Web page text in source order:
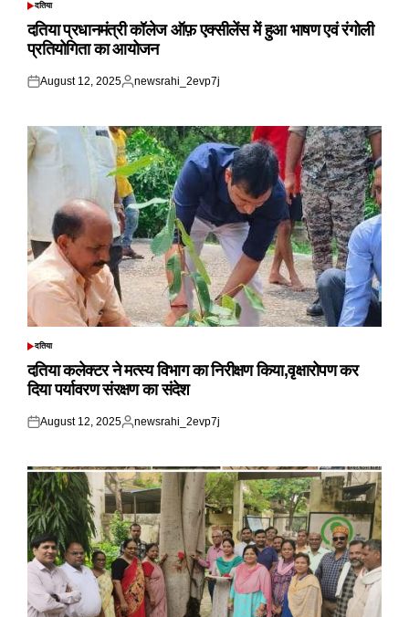
POSTED
दतिया
दतिया प्रधानमंत्री कॉलेज ऑफ़ एक्सीलेंस में हुआ भाषण एवं रंगोली
प्रतियोगिता का आयोजन
Posted
August 12, 2025
Posted
newsrahi_2evp7j
POSTED
दतिया
दतिया कलेक्टर ने मत्स्य विभाग का निरीक्षण किया,वृक्षारोपण कर
दिया पर्यावरण संरक्षण का संदेश
Posted
August 12, 2025
Posted
newsrahi_2evp7j